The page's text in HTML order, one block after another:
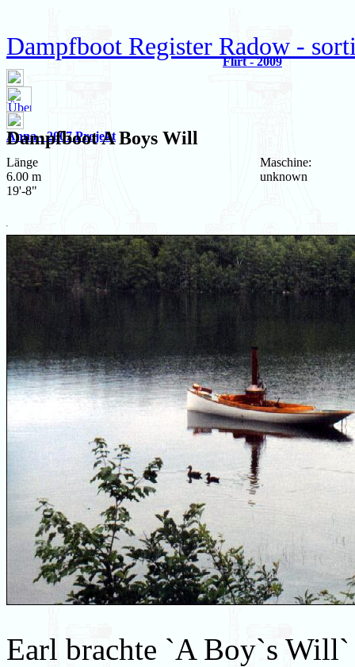
Dampfboot Register Radow -
Flirt - 2009
Anna - 2007 Projekt
DampfbootA Boys Will
Länge
6.00 m
19'-8"
Maschine:
unknown
Earl brachte `A Boy`s Will`